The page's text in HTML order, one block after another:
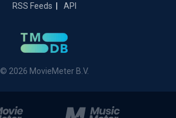
RSS Feeds
API
© 2026 MovieMeter B.V.